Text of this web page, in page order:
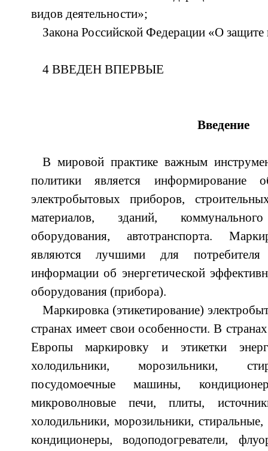
видов деятельности»;
Закона Российской Федерации «О защите
4 ВВЕДЕН ВПЕРВЫЕ
Введение
В мировой практике важным
политики является информирование
электробытовых приборов,
материалов, зданий, коммунального
оборудования, автотранспорта.
являются лучшими для потребителя
информации об энергетической
оборудования (прибора).
Маркировка (этикетирование)
странах имеет свои особенности. В
Европы маркировку и этикетки
холодильники, морозильники,
посудомоечные машины,
микроволновые печи, плиты,
холодильники, морозильники,
кондиционеры, водоподогреватели,